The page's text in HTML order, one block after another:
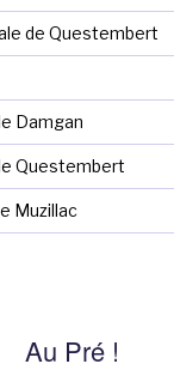
de Questembert
Damgan
Questembert
Muzillac
Au Pré !